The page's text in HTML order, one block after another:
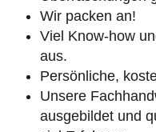
Wir packen an!
Viel Know-how
aus.
Persönliche,
Unsere
ausgebildet und